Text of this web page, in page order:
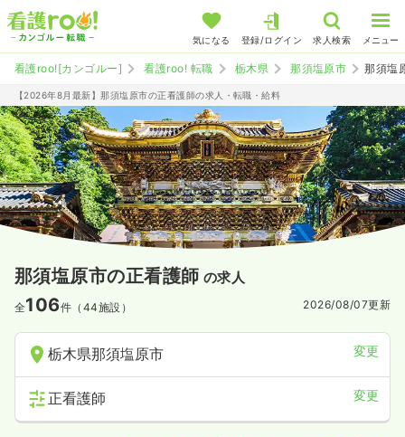
気になる 登録/ログイン 求人検索 メニュー
看護roo![カンゴルー] 看護roo! 転職 栃木県 那須塩原市 那須塩
【2026年8月最新】那須塩原市の正看護師の求人・転職・給料
那須塩原市の正看護師 の求人
全106件（44施設） 2026/08/07更新
栃木県那須塩原市 変更
正看護師 変更